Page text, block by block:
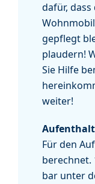
dafür,
gepflegt
plaudern!
Sie Hilfe
weiter!
Für den
berechnet.
bar unter